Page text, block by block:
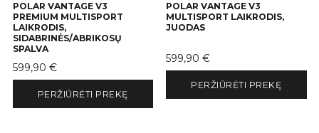
POLAR VANTAGE V3
PREMIUM MULTISPORT
LAIKRODIS,
SIDABRINĖS/ABRIKOSŲ
SPALVA
Kaina
599,90 €
PERŽIŪRĖTI PREKĘ
POLAR VANTAGE V3
MULTISPORT LAIKRODIS,
JUODAS
Kaina
599,90 €
PERŽIŪRĖTI PREKĘ